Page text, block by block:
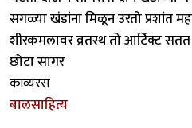
सगळ्या खंडांना मिळून उरतो प्रशांत
शीरकमलावर व्रतस्थ तो आर्टिक्ट सतत
छोटा सागर
काव्यरस
बालसाहित्य